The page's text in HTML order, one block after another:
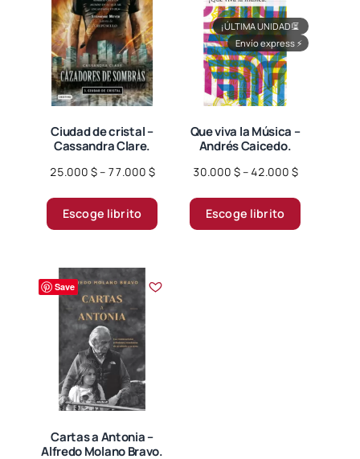
opciones
página
producto
Ciudad de cristal –
Cassandra Clare.
25.000 $– 77.000 $Price
25.000 $
through
Escoge librito
producto
Las
Que viva la Música –
Andrés Caicedo.
30.000 $– 42.000 $Price
30.000 $
through
¡ÚLTIMA UNIDAD!⏳
Envío express ⚡
Escoge librito
Save
Cartas a Antonia –
Alfredo Molano Bravo.